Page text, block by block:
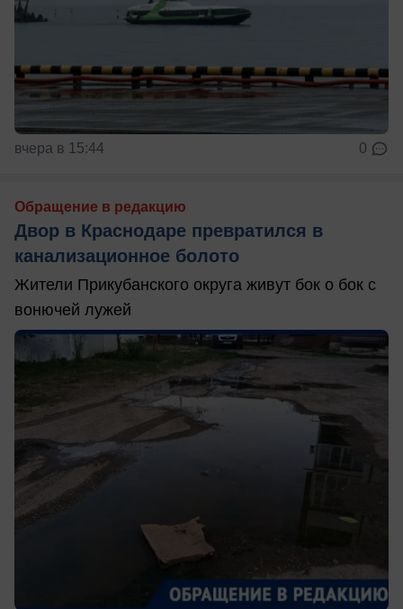
вчера в 15:44 0
Обращение в редакцию
Двор в Краснодаре превратился в
канализационное болото
Жители Прикубанского округа живут бок о бок с
вонючей лужей